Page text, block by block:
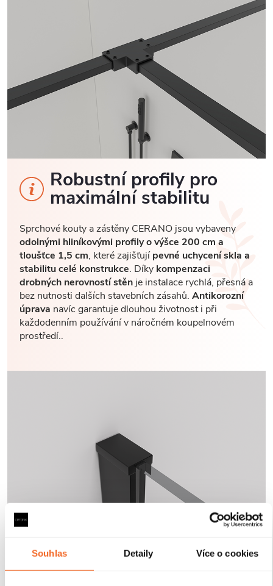
Souhlas Detaily Více o cookies
Robustní profily pro
maximální stabilitu
Sprchové kouty a zástěny CERANO jsou vybaveny
odolnými hliníkovými profily o výšce 200 cm a
tloušťce 1,5 cm, které zajišťujípevné uchycení skla a
stabilitu celé konstrukce. Díky kompenzaci
drobných nerovností stěnje instalace rychlá, přesná a
bez nutnosti dalších stavebních zásahů. Antikorozní
úprava navíc garantuje dlouhou životnost i při
každodenním používání v náročném koupelnovém
prostředí..